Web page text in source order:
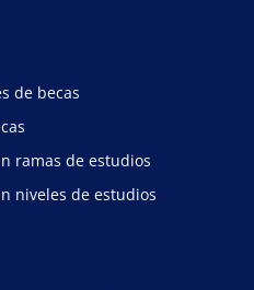
de becas
ramas de estudios
niveles de estudios